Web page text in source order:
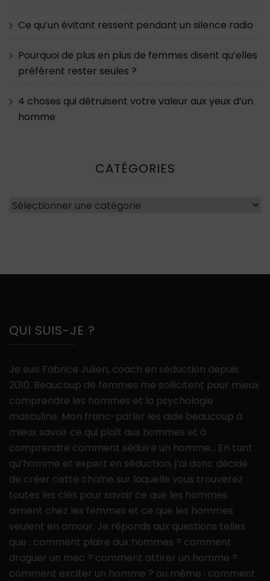
Ce qu’un évitant ressent pendant un silence radio
Pourquoi de plus en plus de femmes disent qu’elles
préfèrent rester seules ?
4 choses qui détruisent votre valeur aux yeux d’un
homme
CATÉGORIES
Catégories
QUI SUIS-JE ?
Je suis Fabrice Julien, coach en séduction depuis
2010. Beaucoup de femmes me sollicitent pour mieux
comprendre les hommes et la psychologie
masculine. Mon franc-parler les aide beaucoup à
mieux savoir ce qui plaît aux hommes et à
comprendre comment séduire un homme… En tant
qu’homme et expert en séduction, j’ai donc décidé
de créer cette chaîne sur laquelle vous trouverez
toutes les clés pour savoir ce que les hommes
aiment chez les femmes et ce que les hommes
veulent en amour. Je réponds aux questions telles
que : comment plaire aux hommes ? comment
draguer un mec ? comment attirer un homme ?
comment exciter un homme ? ou même : comment